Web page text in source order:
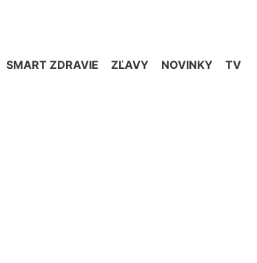
SMART ZDRAVIE ZĽAVY NOVINKY TV